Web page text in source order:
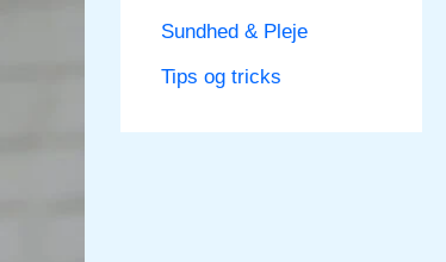
Sundhed & Pleje
Tips og tricks